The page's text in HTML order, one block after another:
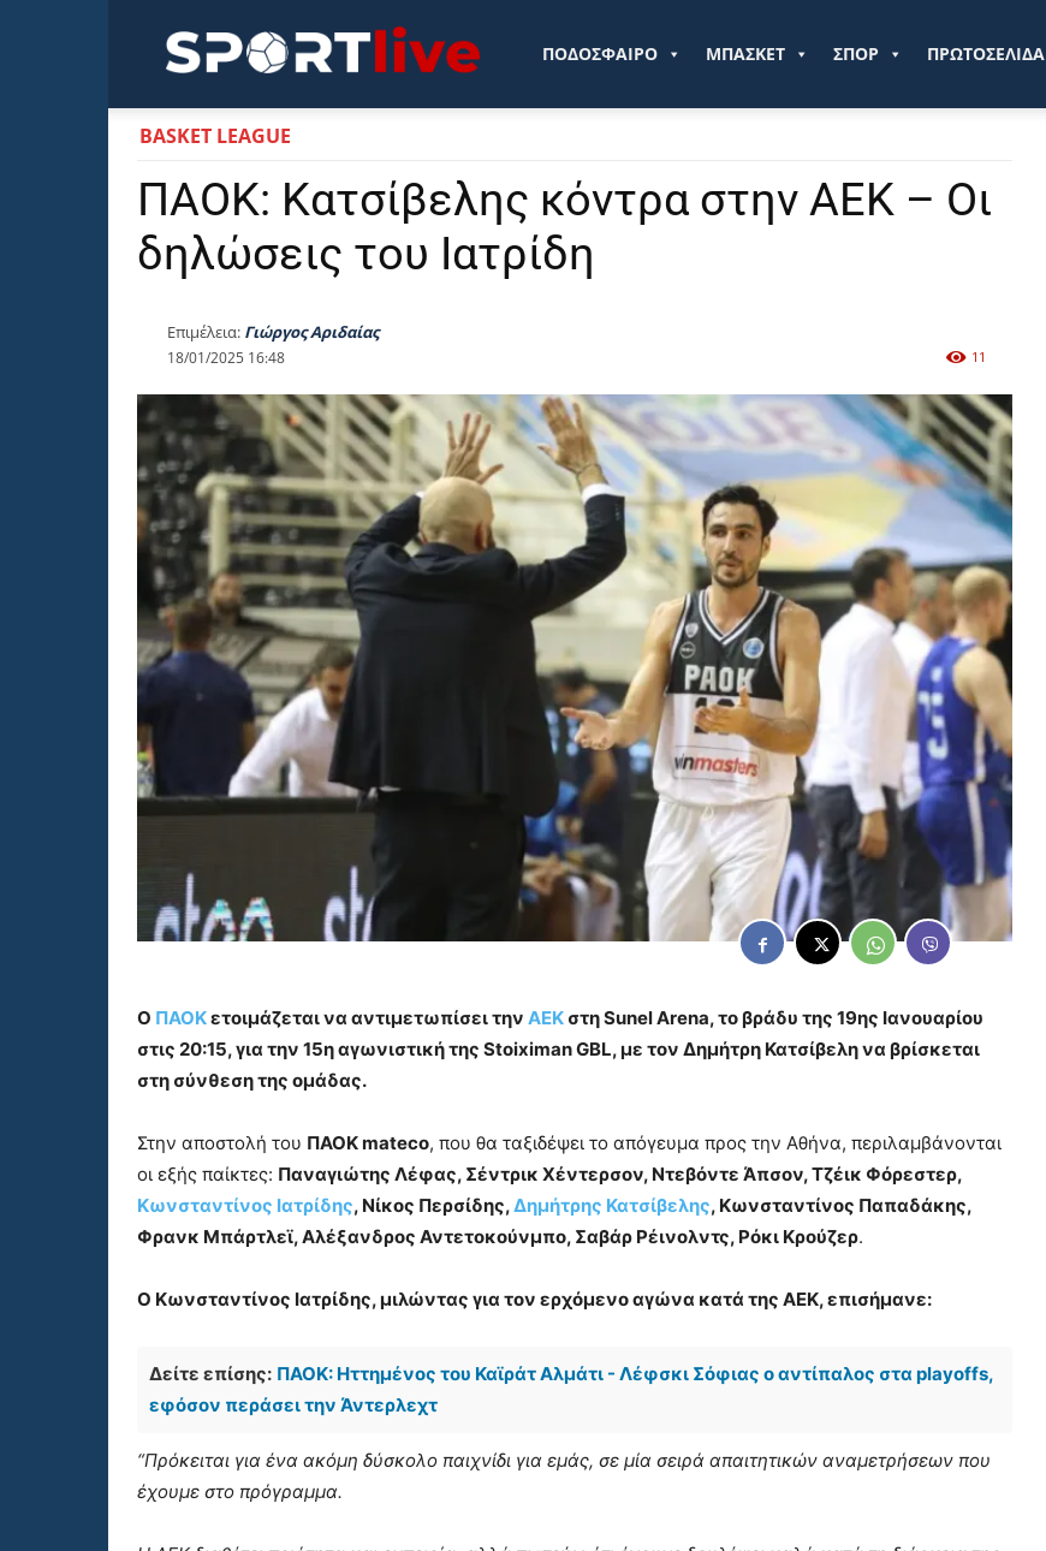
Sportlive.grΠΟΔΟΣΦΑΙΡΟ ΜΠΑΣΚΕΤ ΣΠΟΡ ΠΡΩΤΟΣΕΛΙΔΑ
BASKET LEAGUE
ΠΑΟΚ: Κατσίβελης κόντρα στην ΑΕΚ – Οι
δηλώσεις του Ιατρίδη
Επιμέλεια: Γιώργος Αριδαίας
18/01/2025 16:48 11
Ο ΠΑΟΚετοιμάζεται να αντιμετωπίσει την ΑΕΚ στη Sunel Arena, το βράδυ της 19ης Ιανουαρίου
στις 20:15, για την 15η αγωνιστική της Stoiximan GBL, με τον Δημήτρη Κατσίβελη να βρίσκεται
στη σύνθεση της ομάδας.
Στην αποστολή του ΠΑΟΚ mateco, που θα ταξιδέψει το απόγευμα προς την Αθήνα, περιλαμβάνονται
οι εξής παίκτες: Παναγιώτης Λέφας, Σέντρικ Χέντερσον, Ντεβόντε Άπσον, Τζέικ Φόρεστερ,
Κωνσταντίνος Ιατρίδης, Νίκος Περσίδης,Δημήτρης Κατσίβελης, Κωνσταντίνος Παπαδάκης,
Φρανκ Μπάρτλεϊ, Αλέξανδρος Αντετοκούνμπο, Σαβάρ Ρέινολντς, Ρόκι Κρούζερ.
Ο Κωνσταντίνος Ιατρίδης, μιλώντας για τον ερχόμενο αγώνα κατά της ΑΕΚ, επισήμανε:
Δείτε επίσης: ΠΑΟΚ: Ηττημένος του Καϊράτ Αλμάτι - Λέφσκι Σόφιας ο αντίπαλος στα playoffs,
εφόσον περάσει την Άντερλεχτ
“Πρόκειται για ένα ακόμη δύσκολο παιχνίδι για εμάς, σε μία σειρά απαιτητικών αναμετρήσεων που
έχουμε στο πρόγραμμα.